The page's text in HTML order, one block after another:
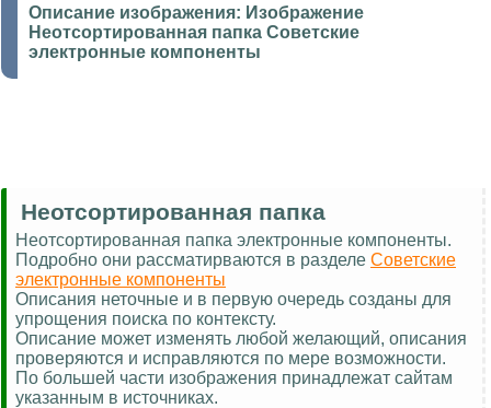
Описание изображения: Изображение
Неотсортированная папка Советские
электронные компоненты
Неотсортированная папка
Неотсортированная папка электронные компоненты.
Подробно они рассматирваются в разделе Советские
электронные компоненты
Описания неточные и в первую очередь созданы для
упрощения поиска по контексту.
Описание может изменять любой желающий, описания
проверяются и исправляются по мере возможности.
По большей части изображения принадлежат сайтам
указанным в источниках.